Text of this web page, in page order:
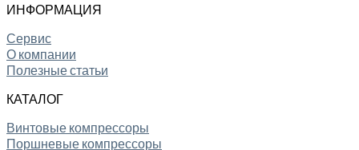
ИНФОРМАЦИЯ
Сервис
О компании
Полезные статьи
КАТАЛОГ
Винтовые компрессоры
Поршневые компрессоры